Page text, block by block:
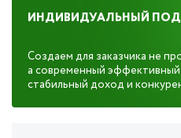
ИНДИВИДУАЛЬНЫЙ
Создаем для заказчика не
а современный
стабильный доход и